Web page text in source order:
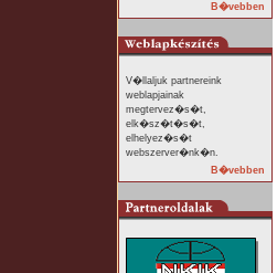
B�vebben
V�llaljuk partnereink
weblapjainak
megtervez�s�t,
elk�sz�t�s�t,
elhelyez�s�t
webszerver�nk�n.
B�vebben